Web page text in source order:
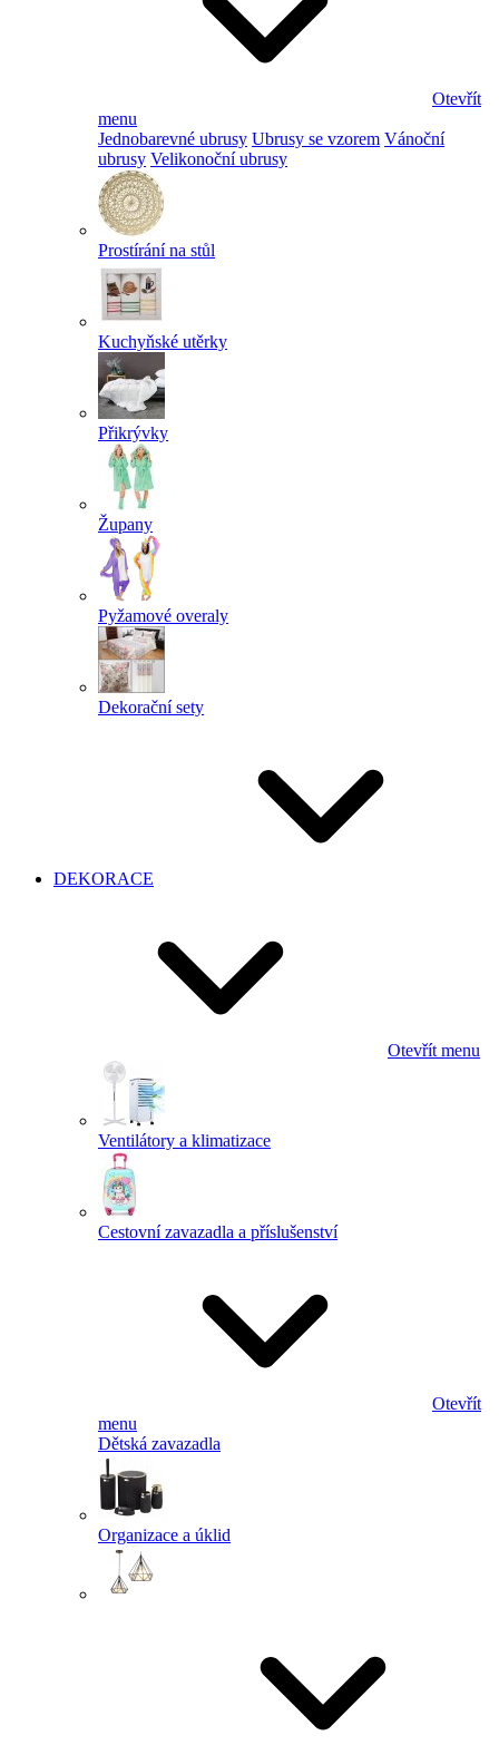
Otevřít
menu
Jednobarevné ubrusy Ubrusy se vzorem Vánoční
ubrusy Velikonoční ubrusy
Prostírání na stůl
Kuchyňské utěrky
Přikrývky
Župany
Pyžamové overaly
Dekorační sety
DEKORACE
Otevřít menu
Ventilátory a klimatizace
Cestovní zavazadla a příslušenství
Otevřít
menu
Dětská zavazadla
Organizace a úklid